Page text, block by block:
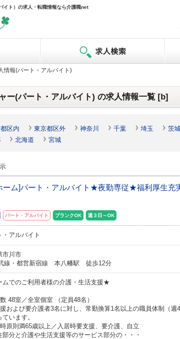
イト）の求人・転職情報なら介護職net
情報(パート・アルバイト)
ー(パート・アルバイト) の求人情報一覧 [b]
区内 東京都区外 神奈川 千葉 埼玉 茨城
北海道 宮城
ーム]パート・アルバイト★夜勤専従★福利厚生
パート・アルバイト ブランクOK 週３日～OK
・アルバイト
市川市
線・都営新宿線 本八幡駅 徒歩12分
でのご利用者様の介護・生活支援★
48室／全室個室 （定員48名）
および要介護者3名に対し、常勤換算1名以上の職員体制（週
います。
原則満65歳以上／入居時要支援、要介護、自立
分と介護や生活支援等のサービス部分の・・・